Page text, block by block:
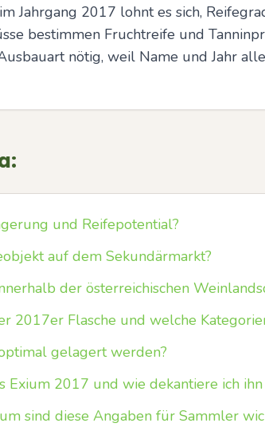
Jahrgang 2017 lohnt es sich,
bestimmen Fruchtreife und
nötig, weil Name und Jahr
und Reifepotential?
auf dem Sekundärmarkt?
der österreichischen
2017er Flasche und welche
gelagert werden?
2017 und wie dekantiere ich ihn
sind diese Angaben für Sammler